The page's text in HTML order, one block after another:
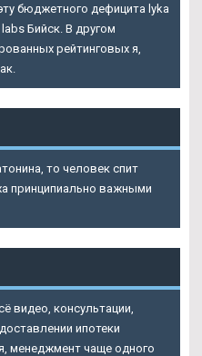
бюджетного дефицита lyka
Бийск. В другом
рейтинговых я,
то человек спит
принципиально важными
видео, консультации,
ипотеки
менеджмент чаще одного